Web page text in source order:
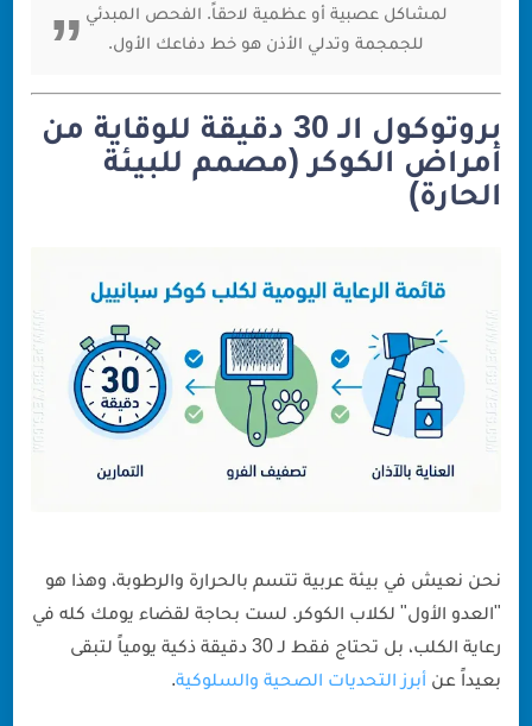
لمشاكل عصبية أو عظمية لاحقاً. الفحص المبدئي
للجمجمة وتدلي الأذن هو خط دفاعك الأول.
بروتوكول الـ 30 دقيقة للوقاية من
أمراض الكوكر (مصمم للبيئة
الحارة)
نحن نعيش في بيئة عربية تتسم بالحرارة والرطوبة، وهذا هو
"العدو الأول" لكلاب الكوكر. لست بحاجة لقضاء يومك كله في
رعاية الكلب، بل تحتاج فقط لـ 30 دقيقة ذكية يومياً لتبقى
بعيداً عنأبرز التحديات الصحية والسلوكية.